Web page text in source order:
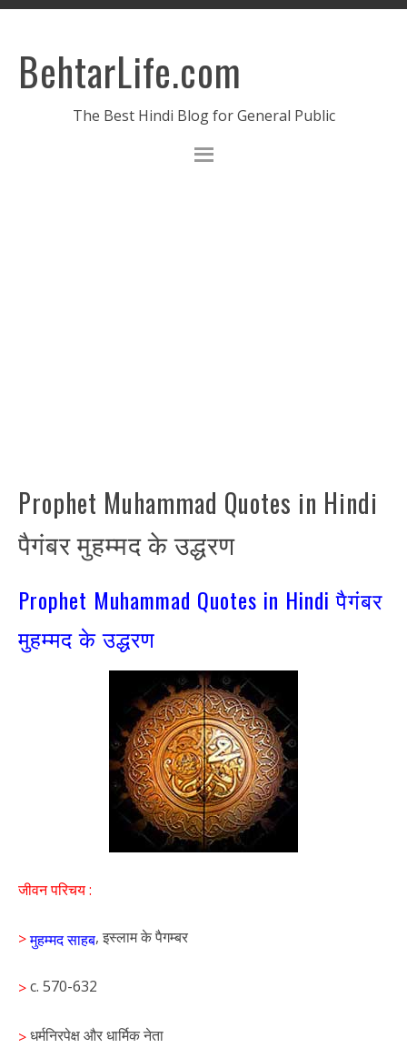
BehtarLife.com
The Best Hindi Blog for General Public
Prophet Muhammad Quotes in Hindi
पैगंबर मुहम्मद के उद्धरण
Prophet Muhammad Quotes in Hindi पैगंबर
मुहम्मद के उद्धरण
जीवन परिचय :
>मुहम्मद साहब, इस्लाम के पैगम्बर
>c. 570-632
>धर्मनिरपेक्ष और धार्मिक नेता